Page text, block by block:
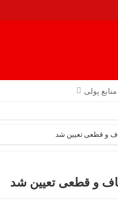
منابع پولی
و قطعی تعیین شد
و قطعی تعیین شد